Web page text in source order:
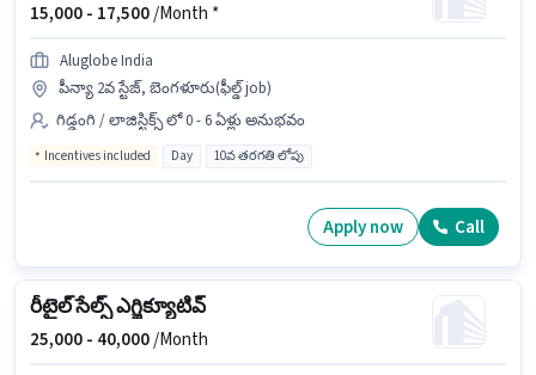
15,000 - 17,500/Month *
Aluglobe India
పీన్యా 2వ స్టేజ్, బెంగళూరు(ఫీల్డ్ job)
గిడ్డంగి / లాజిస్టిక్స్ లో 0 - 6 ఏళ్లు అనుభవం
Incentives included Day 10వ తరగతి లోపు
Apply now Call
రీటైల్ సేల్స్ ఎగ్జిక్యూటివ్
25,000 - 40,000/Month